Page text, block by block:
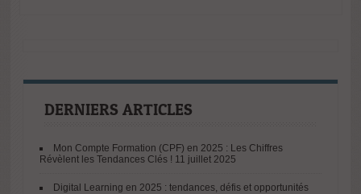
DERNIERS ARTICLES
Mon Compte Formation (CPF) en 2025 : Les Chiffres
Révèlent les Tendances Clés ! 11 juillet 2025
Digital Learning en 2025 : tendances, défis et opportunités